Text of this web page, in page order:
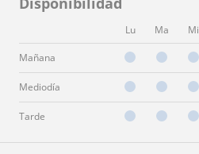
Lu Ma Mi
Mañana
Mediodía
Tarde